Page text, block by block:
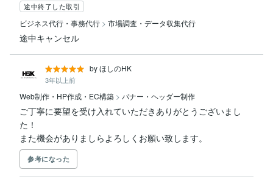
途中終了した取引
ビジネス代行・事務代行 > 市場調査・データ収集代行
途中キャンセル
by ほしのHK
3年以上前
Web制作・HP作成・EC構築 > バナー・ヘッダー制作
ご丁寧に要望を受け入れていただきありがとうございまし
た！
また機会がありましらよろしくお願い致します。
参考になった